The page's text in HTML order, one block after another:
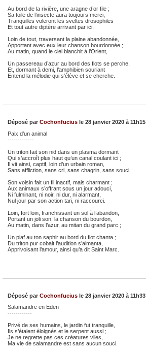
Au bord de la rivière, une aragne d’or file ;
Sa toile de l’insecte aura toujours merci,
Tranquilles voleront les sveltes drosophiles
Et tout autre diptère arrivant par ici,
Loin de tout, traversant la plaine abandonnée,
Apportant avec eux leur chanson bourdonnée ;
Au matin, quand le ciel blanchit à l’Orient,
Un passereau d’azur au bord des flots se perche,
Et, dormant à demi, l’amphibien souriant
Entend la mélodie qui s’élève et se cherche.
Déposé par Cochonfucius le 28 janvier 2020 à 11h15
Paix d’un animal
-------------
Un triton fait son nid dans un plasma dormant
Qui s’accroît plus haut qu’un canal coulant ici ;
Il vit ainsi, captif, loin d’un urbain roman,
Sans affliction, sans cri, sans chagrin, sans souci.
Son voisin fait un fil inactif, mais charmant ;
Aux animaux s’offrant sous un jour adouci,
Ni fulminant, ni noir, ni dur, ni alarmant,
Nul jour par son action tari, ni raccourci.
Loin, fort loin, franchissant un sol à l’abandon,
Portant un joli son, la chanson du bourdon,
Au matin, dans l’azur, au mitan du grand parc ;
Un piaf au ton saphir au bord du flot chanta ;
Du triton pur cobalt l’audition s’aimanta,
Apprivoisant l’amour, ainsi qu’a dit Saint Marc.
Déposé par Cochonfucius le 28 janvier 2020 à 11h33
Salamandre en Eden
------------
Privé de ses humains, le jardin fut tranquille,
Ils s’étaient éloignés et le serpent aussi ;
Je ne regrette pas ces créatures viles,
Ma vie de salamandre est sans aucun souci.